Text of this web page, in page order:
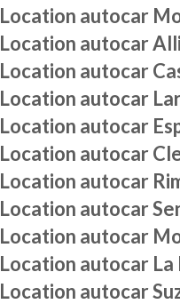
Location autocar
Location autocar
Location autocar
Location autocar
Location autocar
Location autocar
Location autocar
Location autocar
Location autocar
Location autocar
Location autocar